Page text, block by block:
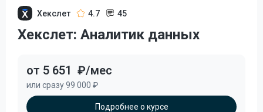
Хекслет 4.7 45
Хекслет: Аналитик данных
от 5 651 ₽/мес
или сразу 99 000 ₽
Подробнее о курсе